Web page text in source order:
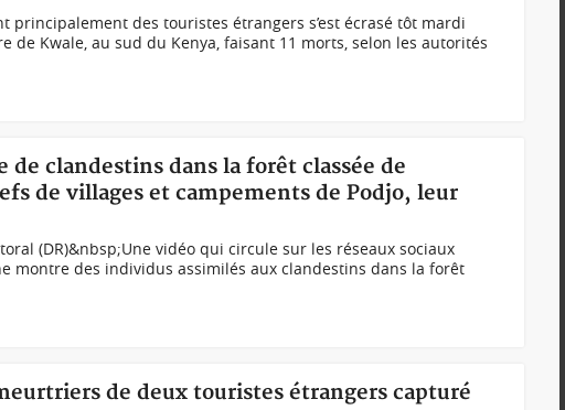
principalement des touristes étrangers s’est écrasé tôt mardi
de Kwale, au sud du Kenya, faisant 11 morts, selon les autorités
clandestins dans la forêt classée de
de villages et campements de Podjo, leur
(DR)&nbsp;Une vidéo qui circule sur les réseaux sociaux
montre des individus assimilés aux clandestins dans la forêt
de deux touristes étrangers capturé